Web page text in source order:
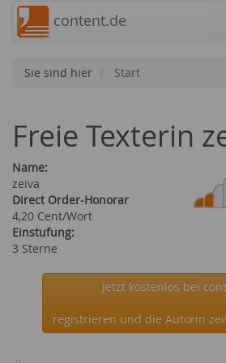
content.de
Sie sind hier Start
Freie Texterin
Name:
zeiva
Direct Order-Honorar
4,20 Cent/Wort
Einstufung:
3 Sterne
Jetzt kostenlos bei
registrieren und die Autorin